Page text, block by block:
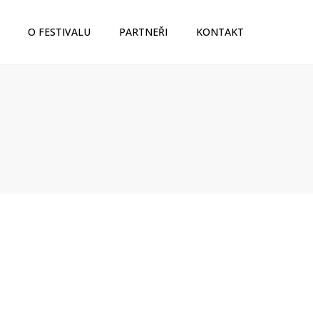
O FESTIVALU PARTNEŘI KONTAKT